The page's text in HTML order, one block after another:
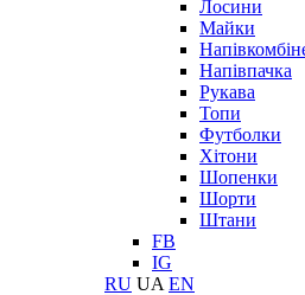
Лосини
Майки
Напівпачка
Рукава
Топи
Футболки
Хітони
Шопенки
Шорти
Штани
FB
IG
RU UA EN